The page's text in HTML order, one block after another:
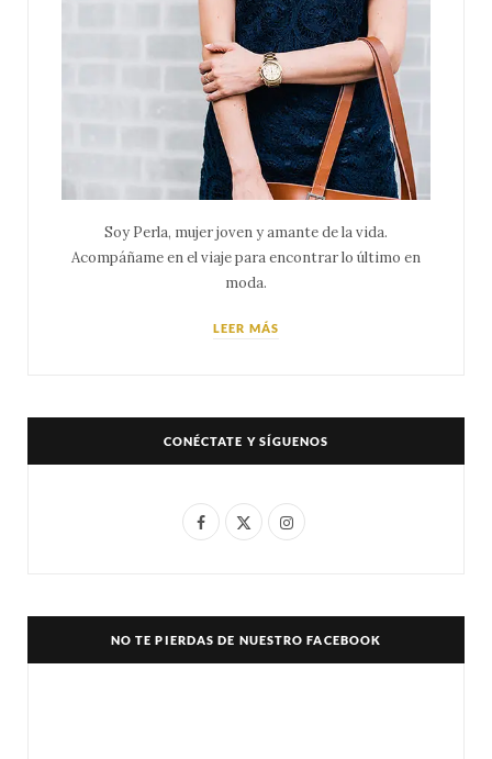
Soy Perla, mujer joven y amante de la vida.
Acompáñame en el viaje para encontrar lo último en
moda.
LEER MÁS
CONÉCTATE Y SÍGUENOS
F
e
X
w
I
t
NO TE PIERDAS DE NUESTRO FACEBOOK